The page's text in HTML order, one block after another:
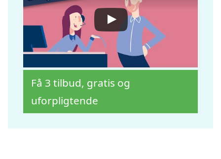
Få 3 tilbud, gratis og
uforpligtende